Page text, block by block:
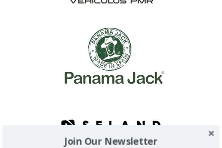
Join Our Newsletter